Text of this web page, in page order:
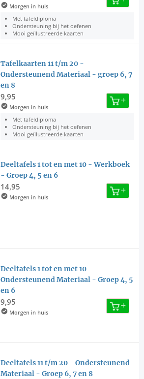
Morgen in huis
Met tafeldiploma
Ondersteuning bij het oefenen
Mooi geïllustreerde kaarten
Tafelkaarten 11 t/m 20 -
Ondersteunend Materiaal - groep 6, 7
en 8
9,95
Morgen in huis
Met tafeldiploma
Ondersteuning bij het oefenen
Mooi geïllustreerde kaarten
Deeltafels 1 tot en met 10 - Werkboek
- Groep 4, 5 en 6
14,95
Morgen in huis
Deeltafels 1 tot en met 10 -
Ondersteunend Materiaal - Groep 4, 5
en 6
9,95
Morgen in huis
Deeltafels 11 t/m 20 - Ondersteunend
Materiaal - Groep 6, 7 en 8